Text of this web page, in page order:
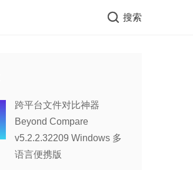
搜索
跨平台文件对比神器
Beyond Compare
v5.2.2.32209 Windows 多
语言便携版